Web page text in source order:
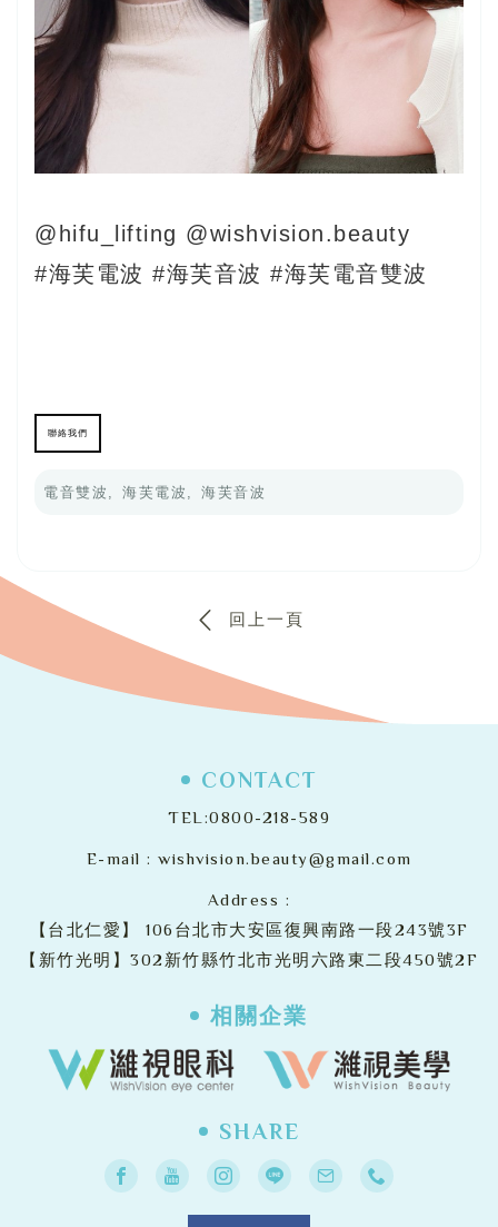
@hifu_lifting @wishvision.beauty
#海芙電波 #海芙音波 #海芙電音雙波
聯絡我們
電音雙波 海芙電波 海芙音波
回上一頁
CONTACT
TEL:0800-218-589
E-mail : wishvision.beauty@gmail.com
Address :
【台北仁愛】 106台北市大安區復興南路一段243號3F
【新竹光明】302新竹縣竹北市光明六路東二段450號2F
相關企業
SHARE